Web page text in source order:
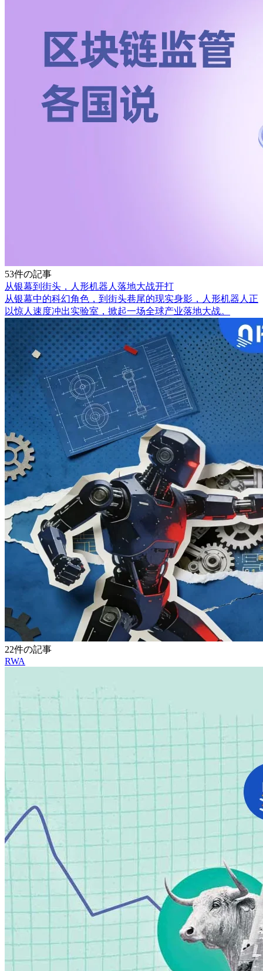
53件の記事
从银幕到街头，人形机器人落地大战开打
从银幕中的科幻角色，到街头巷尾的现实身影，人形机器人正
以惊人速度冲出实验室，掀起一场全球产业落地大战。
22件の記事
RWA